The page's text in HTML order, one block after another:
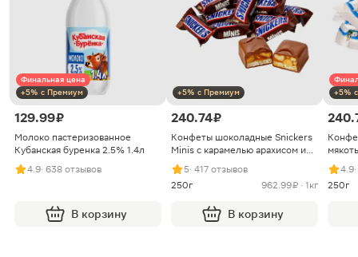
Финальная цена
+5% с Премиум
129.99 ₽
Молоко пастеризованное
Кубанская буренка 2.5% 1.4л
4.9· 638 отзывов
В корзину
+5% с Премиум
240.74 ₽
Конфеты шоколадные Snickers
Minis с карамелью арахисом и
нугой
5· 417 отзывов
250г
962.99 ₽ · 1кг
В корзину
+5%
4.9
250г